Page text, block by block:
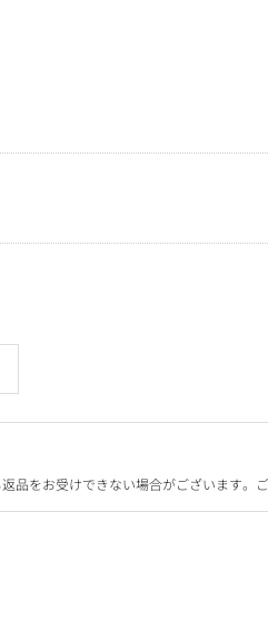
をお受けできない場合がございます。ご